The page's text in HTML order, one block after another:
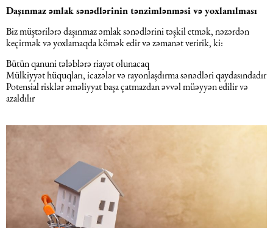
Tikinti hüququ
Daşınmaz Əmlak Hüququ
Dəniz hüququ
Turizm hüququ
Daşınmaz əmlak sənədlərinin tənzimlənməsi və yoxlanılması
Biz müştərilərə daşınmaz əmlak sənədlərini təşkil etmək, nəzərdən
keçirmək və yoxlamaqda kömək edir və zəmanət veririk, ki:
Bütün qanuni tələblərə riayət olunacaq
Mülkiyyət hüquqları, icazələr və rayonlaşdırma sənədləri qaydasındadır
Potensial risklər əməliyyat başa çatmazdan əvvəl müəyyən edilir və
azaldılır